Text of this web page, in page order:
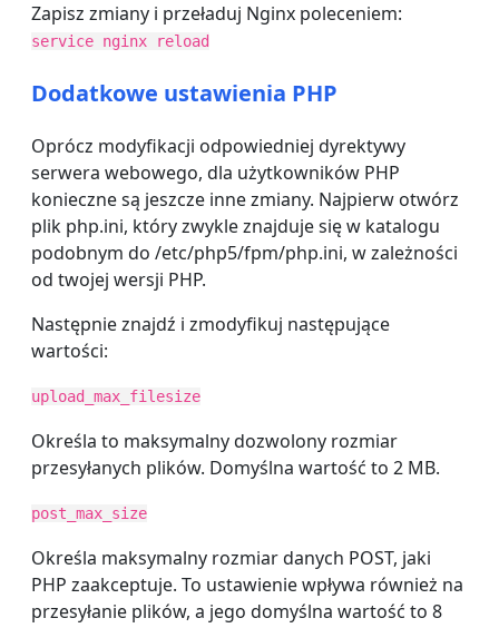
Zapisz zmiany i przeładuj Nginx poleceniem:
service nginx reload
Dodatkowe ustawienia PHP
Oprócz modyfikacji odpowiedniej dyrektywy
serwera webowego, dla użytkowników PHP
konieczne są jeszcze inne zmiany. Najpierw otwórz
plik php.ini, który zwykle znajduje się w katalogu
podobnym do /etc/php5/fpm/php.ini, w zależności
od twojej wersji PHP.
Następnie znajdź i zmodyfikuj następujące
wartości:
upload_max_filesize
Określa to maksymalny dozwolony rozmiar
przesyłanych plików. Domyślna wartość to 2 MB.
post_max_size
Określa maksymalny rozmiar danych POST, jaki
PHP zaakceptuje. To ustawienie wpływa również na
przesyłanie plików, a jego domyślna wartość to 8